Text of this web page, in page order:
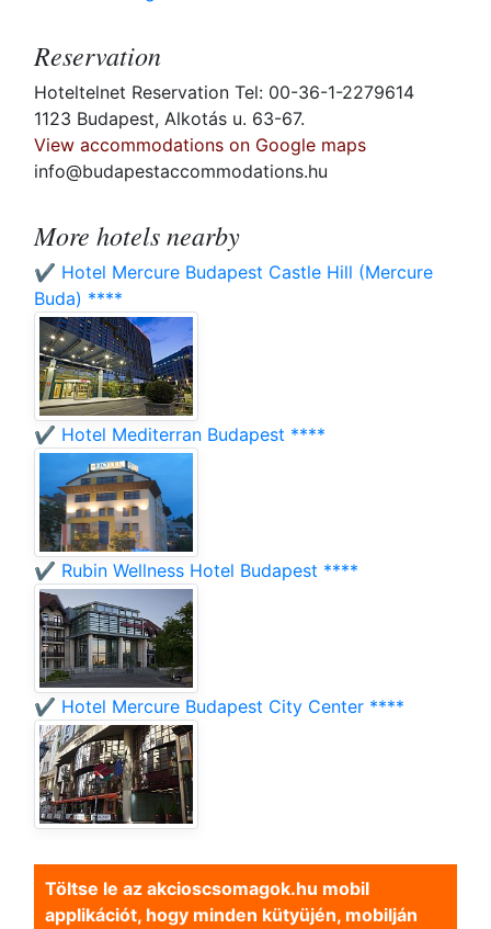
Reservation
Hoteltelnet Reservation Tel: 00-36-1-2279614
1123 Budapest, Alkotás u. 63-67.
View accommodations on Google maps
info@budapestaccommodations.hu
More hotels nearby
✔️ Hotel Mercure Budapest Castle Hill (Mercure
Buda) ****
✔️ Hotel Mediterran Budapest ****
✔️ Rubin Wellness Hotel Budapest ****
✔️ Hotel Mercure Budapest City Center ****
Töltse le az akcioscsomagok.hu mobil
applikációt, hogy minden kütyüjén, mobilján